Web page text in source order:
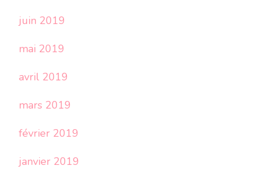
juin 2019
mai 2019
avril 2019
mars 2019
février 2019
janvier 2019